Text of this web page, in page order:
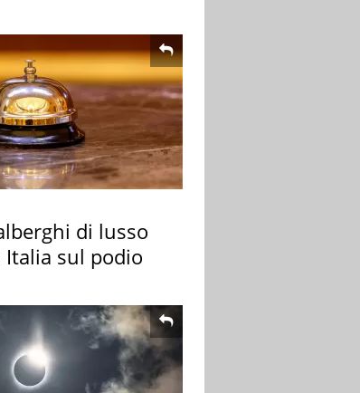
di lusso
Italia sul podio